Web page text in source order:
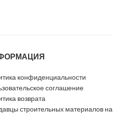
конфиденциальности
соглашение
возврата
строительных материалов